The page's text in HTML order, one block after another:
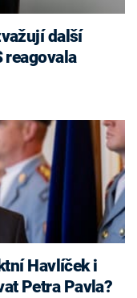
reagovala
Petra Pavla?